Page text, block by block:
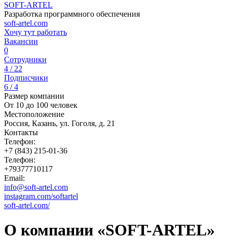
SOFT-ARTEL
Разработка программного обеспечения
soft-artel.com
Хочу тут работать
Вакансии
0
Сотрудники
4 / 22
Подписчики
6 / 4
Размер компании
От 10 до 100 человек
Местоположение
Россия, Казань, ул. Гоголя, д. 21
Контакты
Телефон:
+7 (843) 215-01-36
Телефон:
+79377710117
Email:
info@soft-artel.com
instagram.com/softartel
soft-artel.com/
О компании «SOFT-ARTEL»